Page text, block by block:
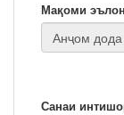
Мақоми эълон
Санаи